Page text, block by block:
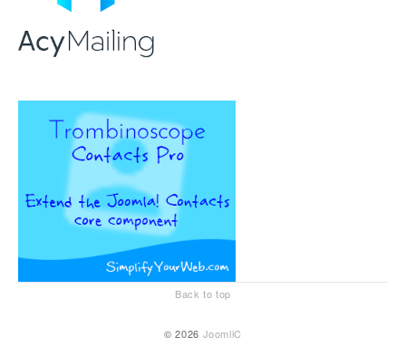
Back to top
© 2026 JoomliC